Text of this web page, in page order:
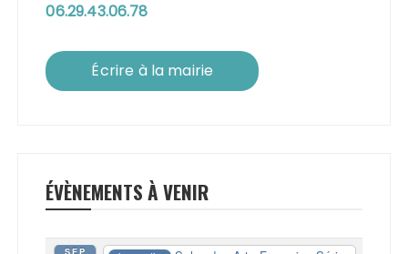
06.29.43.06.78
Écrire à la mairie
ÉVÈNEMENTS À VENIR
SEP